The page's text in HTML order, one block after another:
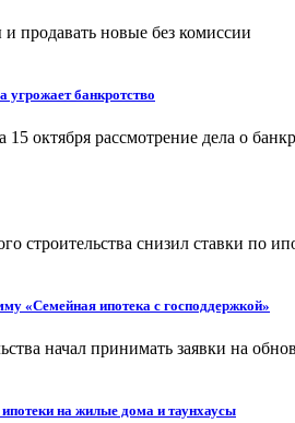
продавать новые без комиссии
угрожает банкротство
октября рассмотрение дела о
строительства снизил ставки по
«Семейная ипотека с господдержкой»
начал принимать заявки на
на жилые дома и таунхаусы